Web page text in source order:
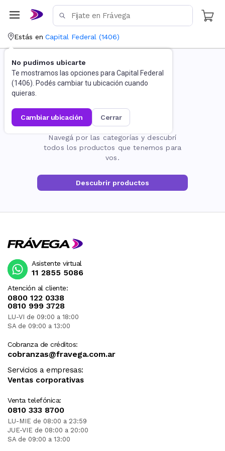
Estás en Capital Federal (1406)
No pudimos ubicarte
Te mostramos las opciones para Capital Federal
(1406). Podés cambiar tu ubicación cuando
quieras.
cambiar ubicación cerrar
La página no existe
Navegá por las categorías y descubrí
todos los productos que tenemos para
vos.
Descubrir productos
Atención al cliente:
0800 122 0338
0810 999 3728
LU-VI de 09:00 a 18:00
SA de 09:00 a 13:00
Cobranza de créditos:
cobranzas@fravega.com.ar
Servicios a empresas:
Ventas corporativas
Venta telefónica:
0810 333 8700
LU-MIE de 08:00 a 23:59
JUE-VIE de 08:00 a 20:00
SA de 09:00 a 13:00
Asistente virtual
11 2855 5086